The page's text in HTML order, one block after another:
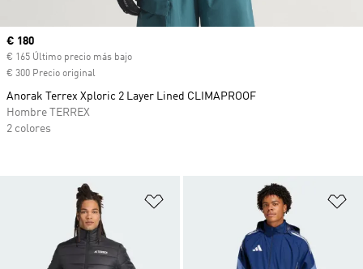
Añadir a la lista de deseos
Precio actual
€ 180
€ 165 Último precio más bajo
€ 300 Precio original
Anorak Terrex Xploric 2 Layer Lined CLIMAPROOF
Hombre TERREX
2 colores